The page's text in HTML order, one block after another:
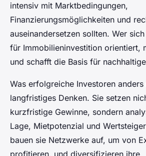
intensiv mit Marktbedingungen,
Finanzierungsmöglichkeiten und
auseinandersetzen sollten. Wer
für Immobilieninvestition orientiert,
und schafft die Basis für
Was erfolgreiche Investoren
langfristiges Denken. Sie setzen
kurzfristige Gewinne, sondern
Lage, Mietpotenzial und
bauen sie Netzwerke auf, um von